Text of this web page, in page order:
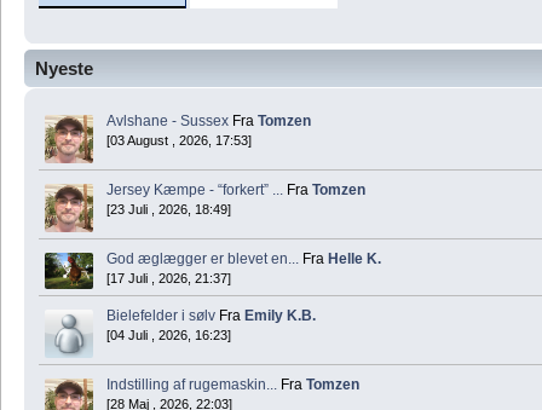
Nyeste
Avlshane - Sussex Fra Tomzen
[03 August , 2026, 17:53]
Jersey Kæmpe - “forkert” ... Fra Tomzen
[23 Juli , 2026, 18:49]
God æglægger er blevet en... Fra Helle K.
[17 Juli , 2026, 21:37]
Bielefelder i sølv Fra Emily K.B.
[04 Juli , 2026, 16:23]
Indstilling af rugemaskin... Fra Tomzen
[28 Maj , 2026, 22:03]